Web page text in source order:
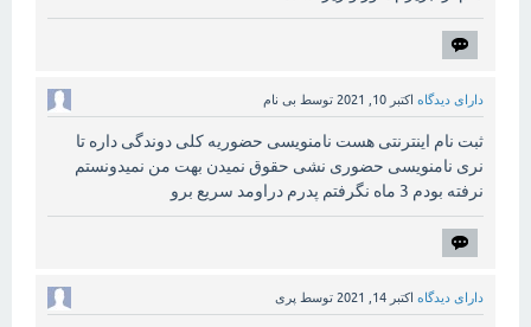
دارای دیدگاه اکتبر 10, 2021 توسط بی نام
ثبت نام اینترنتی هست نامنویسی حضوریه کلی دوندگی داره تا
نری نامنویسی حضوری نشی حقوق نمیدن بهت من نمیدونستم
نرفته بودم 3 ماه نگرفتم پدرم دراومد سریع برو
دارای دیدگاه اکتبر 14, 2021 توسط پری